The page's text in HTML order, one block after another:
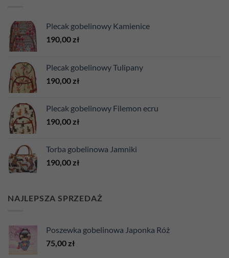
Plecak gobelinowy Kamienice
190,00 zł
Plecak gobelinowy Tulipany
190,00 zł
Plecak gobelinowy Filemon ecru
190,00 zł
Torba gobelinowa Jamniki
190,00 zł
NAJLEPSZA SPRZEDAŻ
Poszewka gobelinowa Japonka Róż
75,00 zł